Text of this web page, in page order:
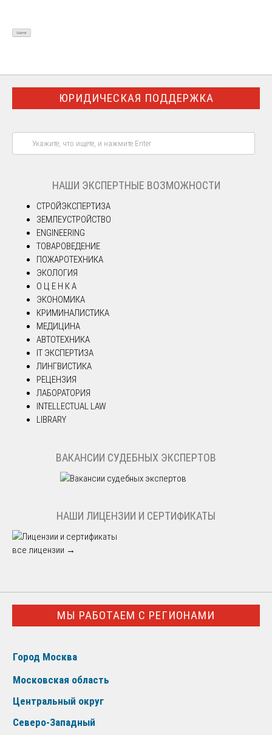
ЮРИДИЧЕСКАЯ ПОДДЕРЖКА
НАШИ ЭКСПЕРТНЫЕ ВОЗМОЖНОСТИ
СТРОЙЭКСПЕРТИЗА
ЗЕМЛЕУСТРОЙСТВО
ENGINEERING
ТОВАРОВЕДЕНИЕ
ПОЖАРОТЕХНИКА
ЭКОЛОГИЯ
О Ц Е Н К А
ЭКОНОМИКА
КРИМИНАЛИСТИКА
МЕДИЦИНА
АВТОТЕХНИКА
IT ЭКСПЕРТИЗА
ЛИНГВИСТИКА
РЕЦЕНЗИЯ
ЛАБОРАТОРИЯ
INTELLECTUAL LAW
LIBRARY
ВАКАНСИИ СУДЕБНЫХ ЭКСПЕРТОВ
НАШИ ЛИЦЕНЗИИ И СЕРТИФИКАТЫ
все лицензии →
МЫ РАБОТАЕМ С РЕГИОНАМИ
Город Москва
Московская область
Центральный округ
Северо-Западный